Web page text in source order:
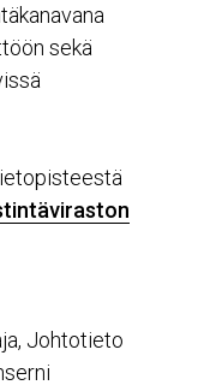
sekä
Johtotieto